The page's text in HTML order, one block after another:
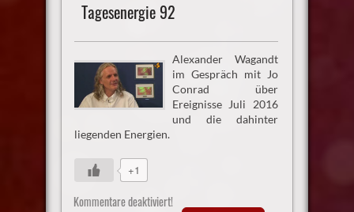
Tagesenergie 92
Alexander Wagandt
im Gespräch mit Jo
Conrad über
Ereignisse Juli 2016
und die dahinter
liegenden Energien.
+1
Kommentare deaktiviert!